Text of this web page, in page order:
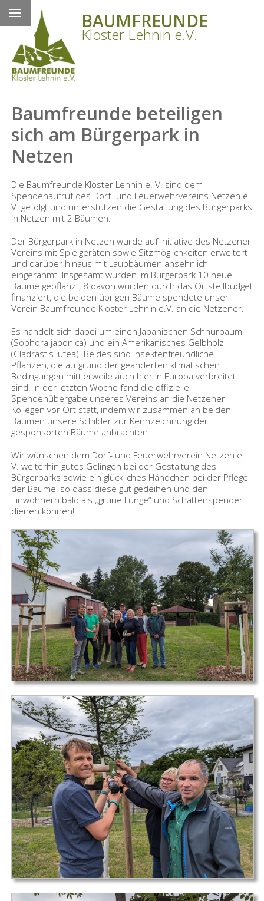
BAUMFREUNDE
Kloster Lehnin e.V.
Baumfreunde beteiligen
sich am Bürgerpark in
Netzen
Die Baumfreunde Kloster Lehnin e. V. sind dem
Spendenaufruf des Dorf- und Feuerwehrvereins Netzen e.
V. gefolgt und unterstützen die Gestaltung des Bürgerparks
in Netzen mit 2 Bäumen.
Der Bürgerpark in Netzen wurde auf Initiative des Netzener
Vereins mit Spielgeräten sowie Sitzmöglichkeiten erweitert
und darüber hinaus mit Laubbäumen ansehnlich
eingerahmt. Insgesamt wurden im Bürgerpark 10 neue
Bäume gepflanzt, 8 davon wurden durch das Ortsteilbudget
finanziert, die beiden übrigen Bäume spendete unser
Verein Baumfreunde Kloster Lehnin e.V. an die Netzener.
Es handelt sich dabei um einen Japanischen Schnurbaum
(Sophora japonica) und ein Amerikanisches Gelbholz
(Cladrastis lutea). Beides sind insektenfreundliche
Pflanzen, die aufgrund der geänderten klimatischen
Bedingungen mittlerweile auch hier in Europa verbreitet
sind. In der letzten Woche fand die offizielle
Spendenübergabe unseres Vereins an die Netzener
Kollegen vor Ort statt, indem wir zusammen an beiden
Bäumen unsere Schilder zur Kennzeichnung der
gesponsorten Bäume anbrachten.
Wir wünschen dem Dorf- und Feuerwehrverein Netzen e.
V. weiterhin gutes Gelingen bei der Gestaltung des
Bürgerparks sowie ein glückliches Händchen bei der Pflege
der Bäume, so dass diese gut gedeihen und den
Einwohnern bald als „grüne Lunge“ und Schattenspender
dienen können!